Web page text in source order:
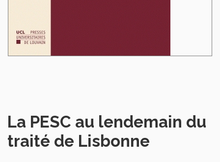
La PESC au lendemain du
traité de Lisbonne